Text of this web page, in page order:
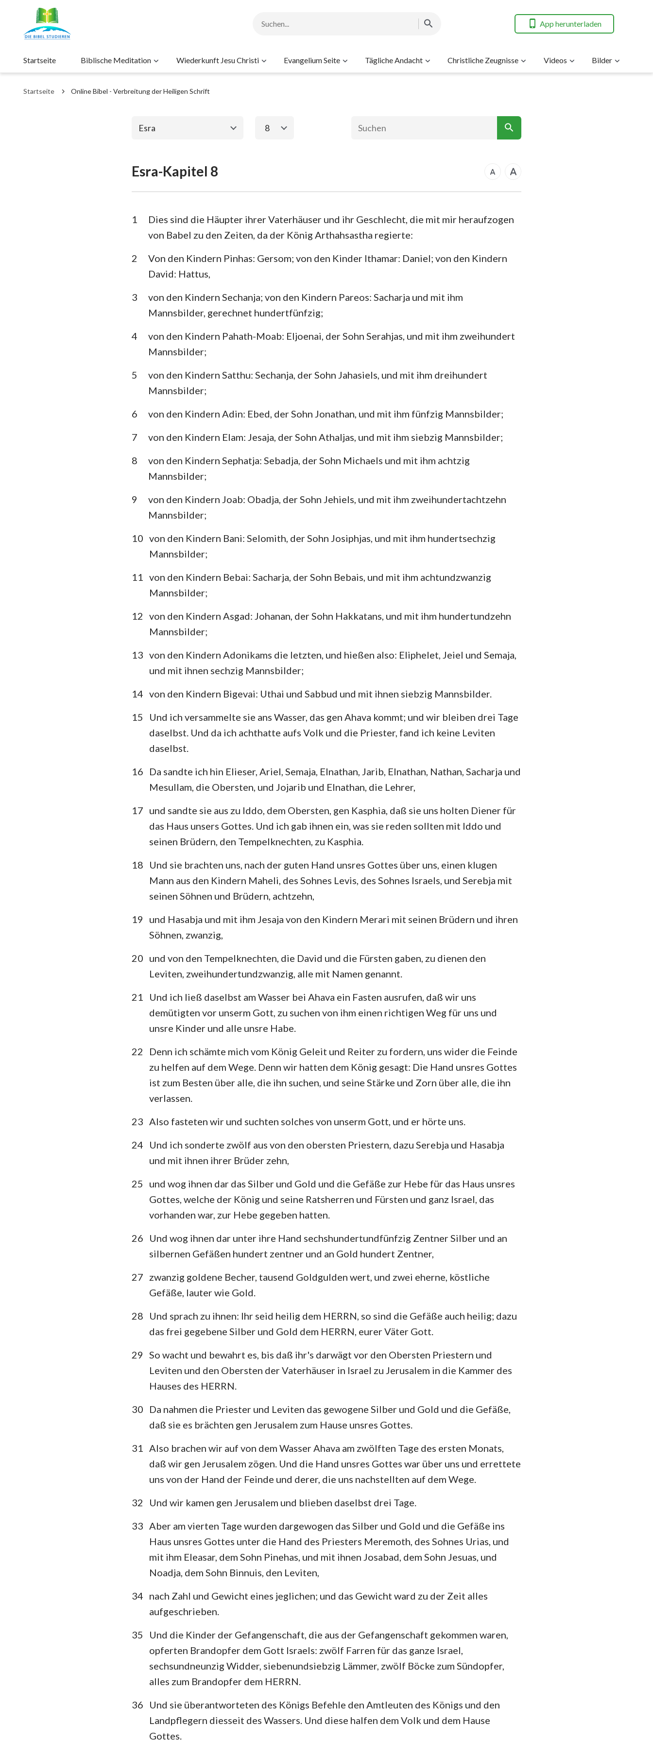
App herunterladen
Startseite Biblische Meditation Wiederkunft Jesu Christi Evangelium Seite Tägliche Andacht Christliche Zeugnisse Videos Bilder
Startseite Online Bibel - Verbreitung der Heiligen Schrift
Esra
Das alte Testament
3. Mose 4. Mose
5. Mose Josua
Richter Rut
1.Könige 2.Könige
Esra
Psalm
Prediger Hohelied
Jeremia
Daniel
Joel Amos
Obadja
Micha Nahum
Habakuk
Haggai Sacharja
Lukas Johannes
Apostelgeschichte
1. Korinther 2. Korinther
Philipper Kolosser
1. Petrus 2. Petrus
1. Johannes 2. Johannes
8
Esra-Kapitel 8
1
Dies sind die Häupter ihrer Vaterhäuser und ihr Geschlecht, die mit mir heraufzogen
von Babel zu den Zeiten, da der König Arthahsastha regierte:
2
Von den Kindern Pinhas: Gersom; von den Kinder Ithamar: Daniel; von den Kindern
David: Hattus,
3
von den Kindern Sechanja; von den Kindern Pareos: Sacharja und mit ihm
Mannsbilder, gerechnet hundertfünfzig;
4
von den Kindern Pahath-Moab: Eljoenai, der Sohn Serahjas, und mit ihm zweihundert
Mannsbilder;
5
von den Kindern Satthu: Sechanja, der Sohn Jahasiels, und mit ihm dreihundert
Mannsbilder;
6
von den Kindern Adin: Ebed, der Sohn Jonathan, und mit ihm fünfzig Mannsbilder;
7
von den Kindern Elam: Jesaja, der Sohn Athaljas, und mit ihm siebzig Mannsbilder;
8
von den Kindern Sephatja: Sebadja, der Sohn Michaels und mit ihm achtzig
Mannsbilder;
9
von den Kindern Joab: Obadja, der Sohn Jehiels, und mit ihm zweihundertachtzehn
Mannsbilder;
10 von den Kindern Bani: Selomith, der Sohn Josiphjas, und mit ihm hundertsechzig
Mannsbilder;
11 von den Kindern Bebai: Sacharja, der Sohn Bebais, und mit ihm achtundzwanzig
Mannsbilder;
12 von den Kindern Asgad: Johanan, der Sohn Hakkatans, und mit ihm hundertundzehn
Mannsbilder;
13 von den Kindern Adonikams die letzten, und hießen also: Eliphelet, Jeiel und Semaja,
und mit ihnen sechzig Mannsbilder;
14 von den Kindern Bigevai: Uthai und Sabbud und mit ihnen siebzig Mannsbilder.
15
Und ich versammelte sie ans Wasser, das gen Ahava kommt; und wir bleiben drei Tage
daselbst. Und da ich achthatte aufs Volk und die Priester, fand ich keine Leviten
daselbst.
16
Da sandte ich hin Elieser, Ariel, Semaja, Elnathan, Jarib, Elnathan, Nathan, Sacharja und
Mesullam, die Obersten, und Jojarib und Elnathan, die Lehrer,
17 und sandte sie aus zu Iddo, dem Obersten, gen Kasphia, daß sie uns holten Diener für
das Haus unsers Gottes. Und ich gab ihnen ein, was sie reden sollten mit Iddo und
seinen Brüdern, den Tempelknechten, zu Kasphia.
18
Und sie brachten uns, nach der guten Hand unsres Gottes über uns, einen klugen
Mann aus den Kindern Maheli, des Sohnes Levis, des Sohnes Israels, und Serebja mit
seinen Söhnen und Brüdern, achtzehn,
19
und Hasabja und mit ihm Jesaja von den Kindern Merari mit seinen Brüdern und ihren
Söhnen, zwanzig,
20 und von den Tempelknechten, die David und die Fürsten gaben, zu dienen den
Leviten, zweihundertundzwanzig, alle mit Namen genannt.
21
Und ich ließ daselbst am Wasser bei Ahava ein Fasten ausrufen, daß wir uns
demütigten vor unserm Gott, zu suchen von ihm einen richtigen Weg für uns und
unsre Kinder und alle unsre Habe.
22
Denn ich schämte mich vom König Geleit und Reiter zu fordern, uns wider die Feinde
zu helfen auf dem Wege. Denn wir hatten dem König gesagt: Die Hand unsres Gottes
ist zum Besten über alle, die ihn suchen, und seine Stärke und Zorn über alle, die ihn
verlassen.
23 Also fasteten wir und suchten solches von unserm Gott, und er hörte uns.
24
Und ich sonderte zwölf aus von den obersten Priestern, dazu Serebja und Hasabja
und mit ihnen ihrer Brüder zehn,
25
und wog ihnen dar das Silber und Gold und die Gefäße zur Hebe für das Haus unsres
Gottes, welche der König und seine Ratsherren und Fürsten und ganz Israel, das
vorhanden war, zur Hebe gegeben hatten.
26
Und wog ihnen dar unter ihre Hand sechshundertundfünfzig Zentner Silber und an
silbernen Gefäßen hundert zentner und an Gold hundert Zentner,
27 zwanzig goldene Becher, tausend Goldgulden wert, und zwei eherne, köstliche
Gefäße, lauter wie Gold.
28
Und sprach zu ihnen: Ihr seid heilig dem HERRN, so sind die Gefäße auch heilig; dazu
das frei gegebene Silber und Gold dem HERRN, eurer Väter Gott.
29 So wacht und bewahrt es, bis daß ihr's darwägt vor den Obersten Priestern und
Leviten und den Obersten der Vaterhäuser in Israel zu Jerusalem in die Kammer des
Hauses des HERRN.
30
Da nahmen die Priester und Leviten das gewogene Silber und Gold und die Gefäße,
daß sie es brächten gen Jerusalem zum Hause unsres Gottes.
31 Also brachen wir auf von dem Wasser Ahava am zwölften Tage des ersten Monats,
daß wir gen Jerusalem zögen. Und die Hand unsres Gottes war über uns und errettete
uns von der Hand der Feinde und derer, die uns nachstellten auf dem Wege.
32
Und wir kamen gen Jerusalem und blieben daselbst drei Tage.
33 Aber am vierten Tage wurden dargewogen das Silber und Gold und die Gefäße ins
Haus unsres Gottes unter die Hand des Priesters Meremoth, des Sohnes Urias, und
mit ihm Eleasar, dem Sohn Pinehas, und mit ihnen Josabad, dem Sohn Jesuas, und
Noadja, dem Sohn Binnuis, den Leviten,
34 nach Zahl und Gewicht eines jeglichen; und das Gewicht ward zu der Zeit alles
aufgeschrieben.
35
Und die Kinder der Gefangenschaft, die aus der Gefangenschaft gekommen waren,
opferten Brandopfer dem Gott Israels: zwölf Farren für das ganze Israel,
sechsundneunzig Widder, siebenundsiebzig Lämmer, zwölf Böcke zum Sündopfer,
alles zum Brandopfer dem HERRN.
36
Und sie überantworteten des Königs Befehle den Amtleuten des Königs und den
Landpflegern diesseit des Wassers. Und diese halfen dem Volk und dem Hause
Gottes.